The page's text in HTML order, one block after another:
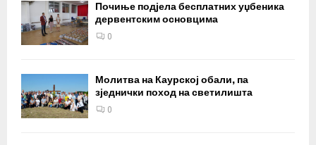
Почиње подјела бесплатних уџбеника
дервентским основцима
0
Молитва на Каурској обали, па
зједнички поход на светилишта
0